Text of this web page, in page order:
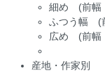
細め (前幅
ふつう幅 (
広め (前幅
産地・作家別